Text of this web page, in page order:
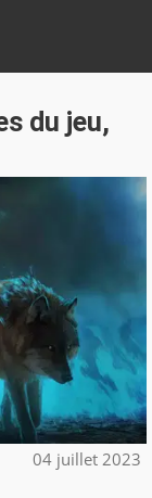
du jeu,
04 juillet 2023